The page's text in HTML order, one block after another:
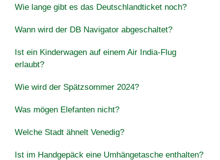
Wie lange gibt es das Deutschlandticket noch?
Wann wird der DB Navigator abgeschaltet?
Ist ein Kinderwagen auf einem Air India-Flug
erlaubt?
Wie wird der Spätzsommer 2024?
Was mögen Elefanten nicht?
Welche Stadt ähnelt Venedig?
Ist im Handgepäck eine Umhängetasche enthalten?